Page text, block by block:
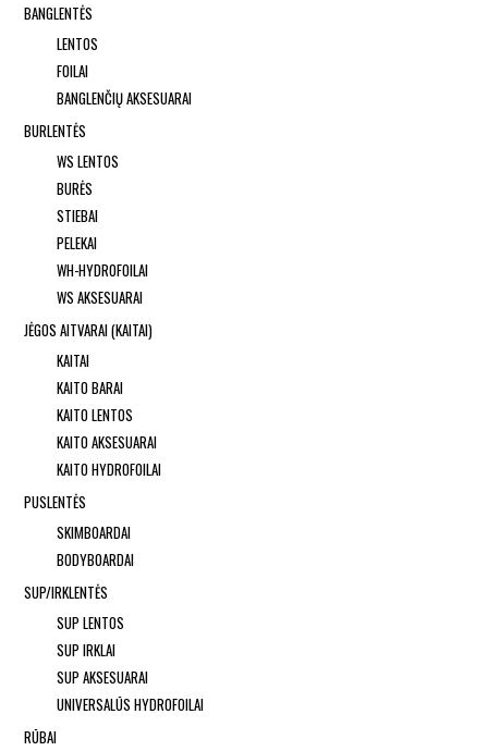
BANGLENTĖS
LENTOS
FOILAI
BANGLENČIŲ AKSESUARAI
BURLENTĖS
WS LENTOS
BURĖS
STIEBAI
PELEKAI
WH-HYDROFOILAI
WS AKSESUARAI
JĖGOS AITVARAI (KAITAI)
KAITAI
KAITO BARAI
KAITO LENTOS
KAITO AKSESUARAI
KAITO HYDROFOILAI
PUSLENTĖS
SKIMBOARDAI
BODYBOARDAI
SUP/IRKLENTĖS
SUP LENTOS
SUP IRKLAI
SUP AKSESUARAI
UNIVERSALŪS HYDROFOILAI
RŪBAI